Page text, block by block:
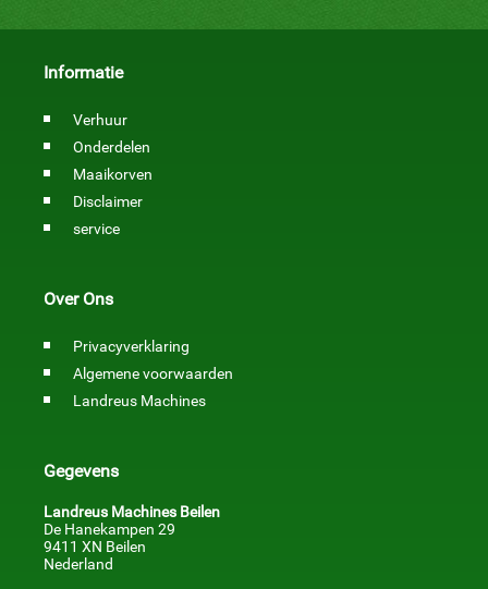
Informatie
Verhuur
Onderdelen
Maaikorven
Disclaimer
service
Over Ons
Privacyverklaring
Algemene voorwaarden
Landreus Machines
Gegevens
Landreus Machines Beilen
De Hanekampen 29
9411 XN Beilen
Nederland